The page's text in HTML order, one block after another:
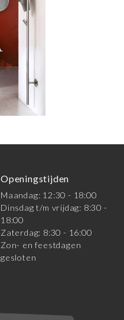
Openingstijden
Maandag: 12:30 - 18:00
Dinsdag t/m vrijdag: 8:30 -
18:00
Zaterdag: 8:30 - 16:00
Zon- en feestdagen
gesloten